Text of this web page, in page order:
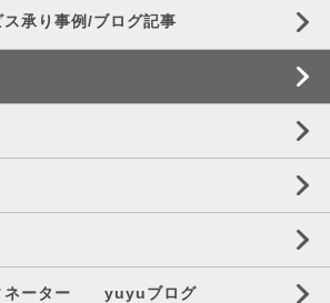
ス承り事例/ブログ記事
ネーター yuyuブログ